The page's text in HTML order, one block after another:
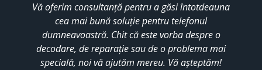
Vă oferim consultanță pentru a găsi întotdeauna
cea mai bună soluție pentru telefonul
dumneavoastră. Chit că este vorba despre o
decodare, de reparație sau de o problema mai
specială, noi vă ajutăm mereu. Vă așteptăm!